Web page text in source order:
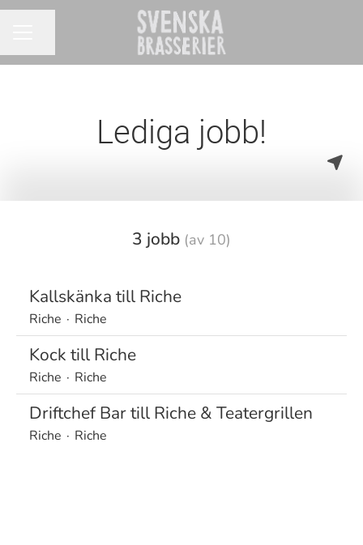
Lediga jobb!
3 jobb (av 10)
Kallskänka till Riche
Riche · Riche
Kock till Riche
Riche · Riche
Driftchef Bar till Riche & Teatergrillen
Riche · Riche